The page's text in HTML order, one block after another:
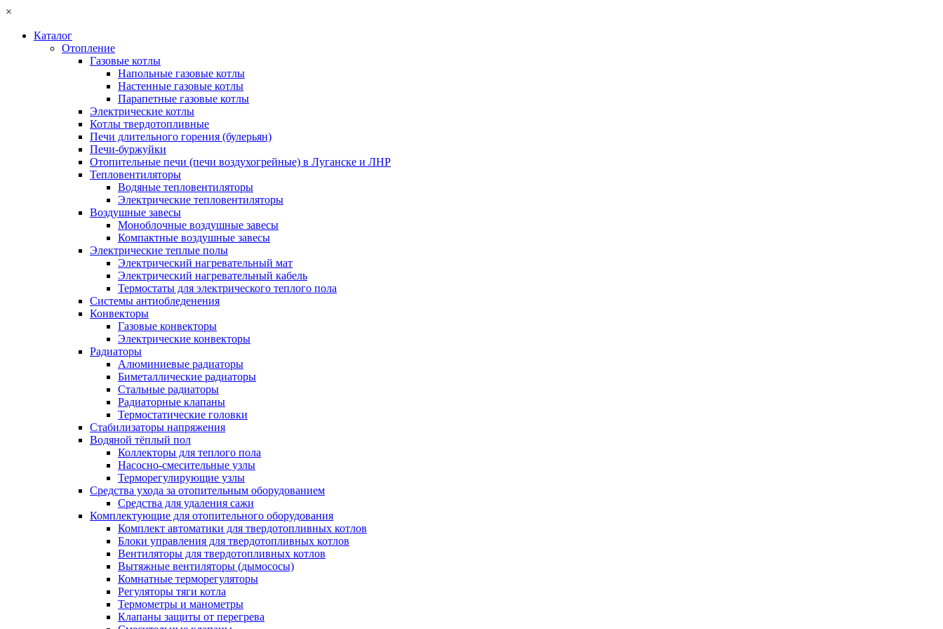
×
Каталог
Отопление
Газовые котлы
Напольные газовые котлы
Настенные газовые котлы
Парапетные газовые котлы
Электрические котлы
Котлы твердотопливные
Печи длительного горения (булерьян)
Печи-буржуйки
Отопительные печи (печи воздухогрейные) в Луганске и ЛНР
Тепловентиляторы
Водяные тепловентиляторы
Электрические тепловентиляторы
Воздушные завесы
Моноблочные воздушные завесы
Компактные воздушные завесы
Электрические теплые полы
Электрический нагревательный мат
Электрический нагревательный кабель
Термостаты для электрического теплого пола
Системы антиобледенения
Конвекторы
Газовые конвекторы
Электрические конвекторы
Радиаторы
Алюминиевые радиаторы
Биметаллические радиаторы
Стальные радиаторы
Радиаторные клапаны
Термостатические головки
Стабилизаторы напряжения
Водяной тёплый пол
Коллекторы для теплого пола
Насосно-смесительные узлы
Терморегулирующие узлы
Средства ухода за отопительным оборудованием
Средства для удаления сажи
Комплектующие для отопительного оборудования
Комплект автоматики для твердотопливных котлов
Блоки управления для твердотопливных котлов
Вентиляторы для твердотопливных котлов
Вытяжные вентиляторы (дымососы)
Комнатные терморегуляторы
Регуляторы тяги котла
Термометры и манометры
Клапаны защиты от перегрева